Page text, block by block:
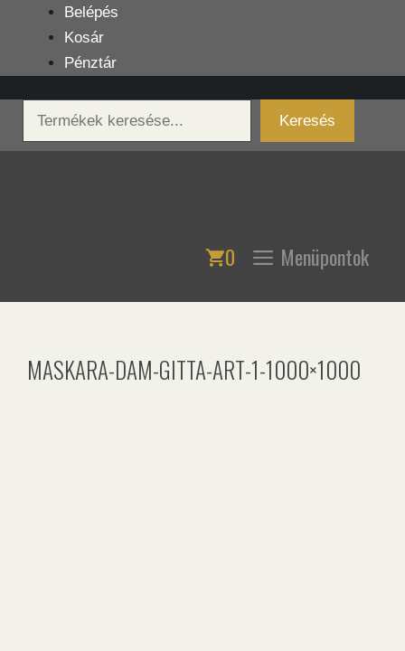
tartalomba
Belépés
Kosár
Pénztár
Keresés
Keresés
0 Menüpontok
MASKARA-DAM-GITTA-ART-1-1000×1000